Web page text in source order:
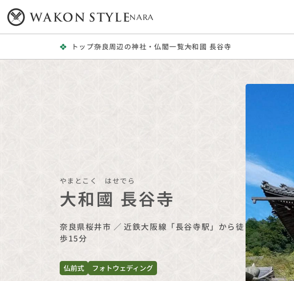
NARA
トップ奈良周辺の神社・仏閣一覧大和國 長谷寺
やまとこく はせでら
大和國 長谷寺
奈良県桜井市 ／ 近鉄大阪線「長谷寺駅」から徒
歩15分
仏前式 フォトウェディング